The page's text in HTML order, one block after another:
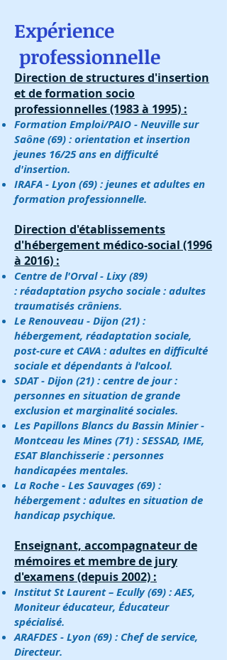
Expérience
professionnelle
Direction de structures d'insertion
et de formation socio
professionnelles (1983 à 1995) :
Formation Emploi/PAIO - Neuville sur
Saône (69) : orientation et insertion
jeunes 16/25 ans en difficulté
d'insertion.
IRAFA - Lyon (69) : jeunes et adultes en
formation professionnelle.
Direction d'établissements
d'hébergement médico-social (1996
à 2016) :
Centre de l'Orval - Lixy (89)
: réadaptation psycho sociale : adultes
traumatisés crâniens.
Le Renouveau - Dijon (21) :
hébergement, réadaptation sociale,
post-cure et CAVA : adultes en difficulté
sociale et dépendants à l'alcool.
SDAT - Dijon (21) : centre de jour :
personnes en situation de grande
exclusion et marginalité sociales.
Les Papillons Blancs du Bassin Minier -
Montceau les Mines (71) : SESSAD, IME,
ESAT Blanchisserie : personnes
handicapées mentales.
La Roche - Les Sauvages (69) :
hébergement : adultes en situation de
handicap psychique.
Enseignant, accompagnateur de
mémoires et membre de jury
d'examens (depuis 2002) :
Institut St Laurent – Ecully (69) : AES,
Moniteur éducateur, Éducateur
spécialisé.
ARAFDES - Lyon (69) : Chef de service,
Directeur.